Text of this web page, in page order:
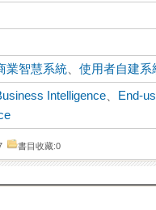
業智慧系統 、使用者自建系
Intelligence End-
書目收藏:0